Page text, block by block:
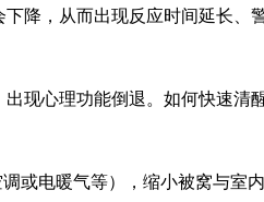
降，从而出现反应时间延长、
现心理功能倒退。如何快速清
或电暖气等），缩小被窝与室